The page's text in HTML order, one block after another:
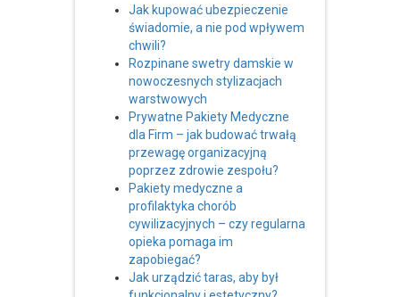
Jak kupować ubezpieczenie
świadomie, a nie pod wpływem
chwili?
Rozpinane swetry damskie w
nowoczesnych stylizacjach
warstwowych
Prywatne Pakiety Medyczne
dla Firm – jak budować trwałą
przewagę organizacyjną
poprzez zdrowie zespołu?
Pakiety medyczne a
profilaktyka chorób
cywilizacyjnych – czy regularna
opieka pomaga im
zapobiegać?
Jak urządzić taras, aby był